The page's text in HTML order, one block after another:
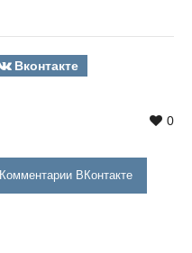
Вконтакте
0
Комментарии ВКонтакте